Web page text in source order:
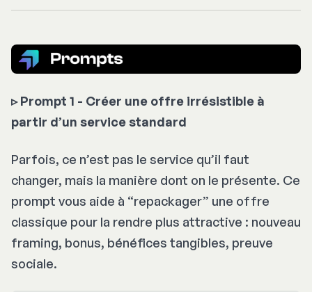
▹ Prompt 1 - Créer une offre irrésistible à
partir d’un service standard
Parfois, ce n’est pas le service qu’il faut
changer, mais la manière dont on le présente. Ce
prompt vous aide à “repackager” une offre
classique pour la rendre plus attractive : nouveau
framing, bonus, bénéfices tangibles, preuve
sociale.